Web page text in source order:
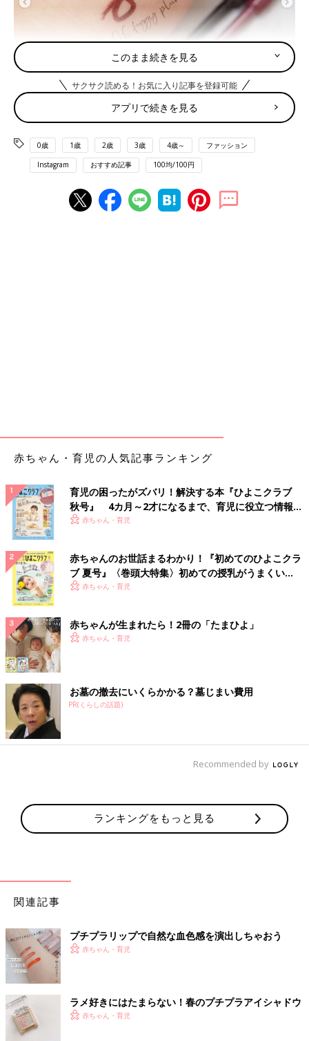
出典：Instagramアカウント「miyuki_cosme」
miyuki.Aさんはキャンメイクのクリーミータッチライナーから2
色をセレクト。こちらは柔らかいテクスチャ―でするんと描ける
そうで、価格は715円とのこと。目力を強調したいときはダーク
ベースなしでカールキープできるマスカラ
塗りやすくなるそうです。
ダイソーのリキッドアイシャドウは密着力◎
出典：Instagramアカウント「biyou.molmot」
biyou.molmotさんがダイソーでGETしたのはスパイラルガール
うです♪
このまま続きを見る
サクサク読める！お気に入り記事を登録可能
アプリで続きを見る
0歳 1歳 2歳 3歳 4歳～ ファッション
Instagram おすすめ記事 100均/100円
赤ちゃん・育児の人気記事ランキング
育児の困ったがズバリ！解決する本『ひよこクラブ
秋号』 4カ月～2才になるまで、育児に役立つ情報が
いっぱい！
赤ちゃん・育児
赤ちゃんのお世話まるわかり！『初めてのひよこクラ
ブ 夏号』〈巻頭大特集〉初めての授乳がうまくい
く！ おっぱい・ミルクの基本と夏のトラブル 解決テ
赤ちゃん・育児
赤ちゃんが生まれたら！2冊の「たまひよ」
赤ちゃん・育児
お墓の撤去にいくらかかる？墓じまい費用
PR(くらしの話題)
Recommended by
ランキングをもっと見る
関連記事
プチプラリップで自然な血色感を演出しちゃおう
赤ちゃん・育児
ラメ好きにはたまらない！春のプチプラアイシャドウ
赤ちゃん・育児